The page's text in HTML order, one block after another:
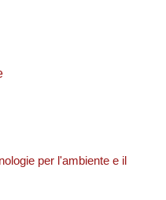
per l'ambiente e il